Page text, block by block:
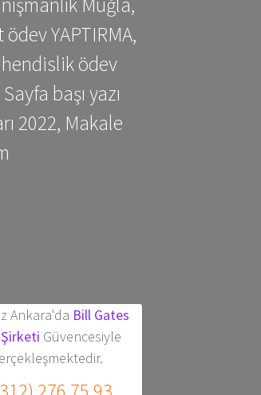
YAPTIRMA,
ödev
başı yazı
2022, Makale
Ankara'da Bill Gates
Güvencesiyle